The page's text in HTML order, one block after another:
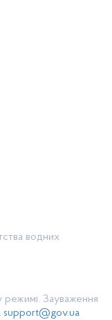
водних
режимі. Зауваження
support@gov.ua